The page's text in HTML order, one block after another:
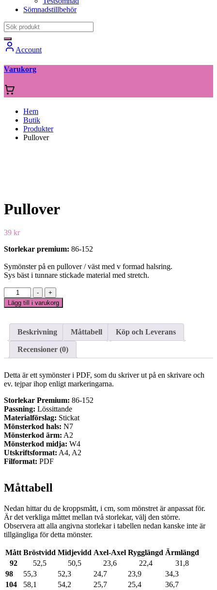
Sömnadstillbehör
Account
Varukorg
Hem
Butik
Produkter
Pullover
Pullover
39 kr
Storlekar premium: 86-152
Symönster på en pullover / väst med v formad halsring.
Sys bäst i tunnare stickade material med stretch.
-
Pullover
mängd
+
Lägg till i varukorg
Beskrivning Måttabell Köp och Leverans
Recensioner (0)
Detta är ett symönster i PDF, som du skriver ut på en skrivare och
ev. tejpar ihop enligt markeringarna.
Storlekar Premium: 86-152
Passning: Lössittande
Materialförslag: Stickat
Mönsterkod hals: N7
Mönsterkod ärm: A2
Mönsterkod midja: W4
Utskriftsformat: A4, A2
Filformat: PDF
Måttabell
Nedan hittar du de kroppsmått, i cm, som mönstret är anpassat för.
Är det verkliga måttet mellan två storlekar, välj den större.
Observera att alla angivna storlekar i tabellen nedan kanske inte är
tillgängliga för detta mönster.
Mått Bröstvidd Midjevidd Axel-Axel Rygglängd Ärmlängd
92
52,5 50,5 23,6 22,4
31,8
98
55,3 52,3 24,7 23,9
34,3
104
58,1 54,2 25,7 25,4
36,7